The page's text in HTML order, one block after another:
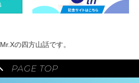
Mr.Xの四方山話です。
PAGE TOP